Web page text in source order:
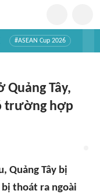
#ASEAN Cup 2026
Tây,
trường hợp
Quảng Tây bị
thoát ra ngoài